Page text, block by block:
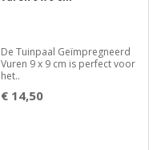
De Tuinpaal Geïmpregneerd
Vuren 9 x 9 cm is perfect voor
het..
€ 14,50